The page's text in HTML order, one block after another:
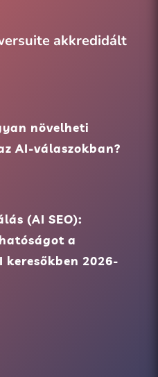
akkredidált
növelheti
AI-válaszokban?
(AI SEO):
a
keresőkben 2026-